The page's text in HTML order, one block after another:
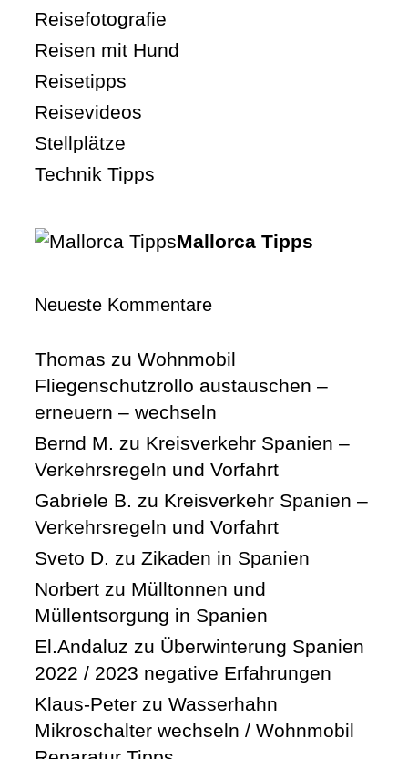
Reisefotografie
Reisen mit Hund
Reisetipps
Reisevideos
Stellplätze
Technik Tipps
Mallorca Tipps
Neueste Kommentare
Thomas zu Wohnmobil
Fliegenschutzrollo austauschen –
erneuern – wechseln
Bernd M. zu Kreisverkehr Spanien –
Verkehrsregeln und Vorfahrt
Gabriele B. zu Kreisverkehr Spanien –
Verkehrsregeln und Vorfahrt
Sveto D. zu Zikaden in Spanien
Norbert zu Mülltonnen und
Müllentsorgung in Spanien
El.Andaluz zu Überwinterung Spanien
2022 / 2023 negative Erfahrungen
Klaus-Peter zu Wasserhahn
Mikroschalter wechseln / Wohnmobil